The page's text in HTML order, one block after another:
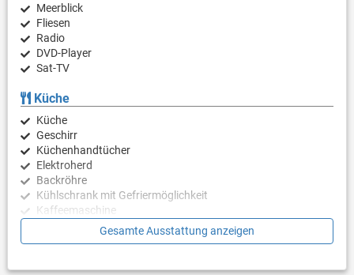
Meerblick
Fliesen
Radio
DVD-Player
Sat-TV
Küche
Küche
Geschirr
Küchenhandtücher
Elektroherd
Backröhre
Kühlschrank mit Gefriermöglichkeit
Kaffeemaschine
Wasserkocher
Geschirrspülmaschine
Gesamte Ausstattung anzeigen